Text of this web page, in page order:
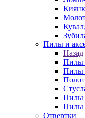
Пилы и
Назад
Пилы
Пилы
Пилы
Пилы
Отвертки